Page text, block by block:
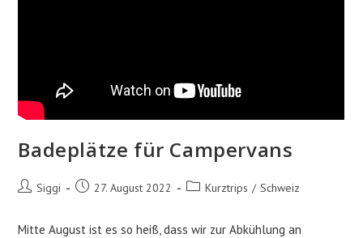
Badeplätze für Campervans
Beitrags-
Siggi
Beitrag27. August 2022
Beitrags-
Kurztrips / Schweiz
Mitte August ist es so heiß, dass wir zur Abkühlung an